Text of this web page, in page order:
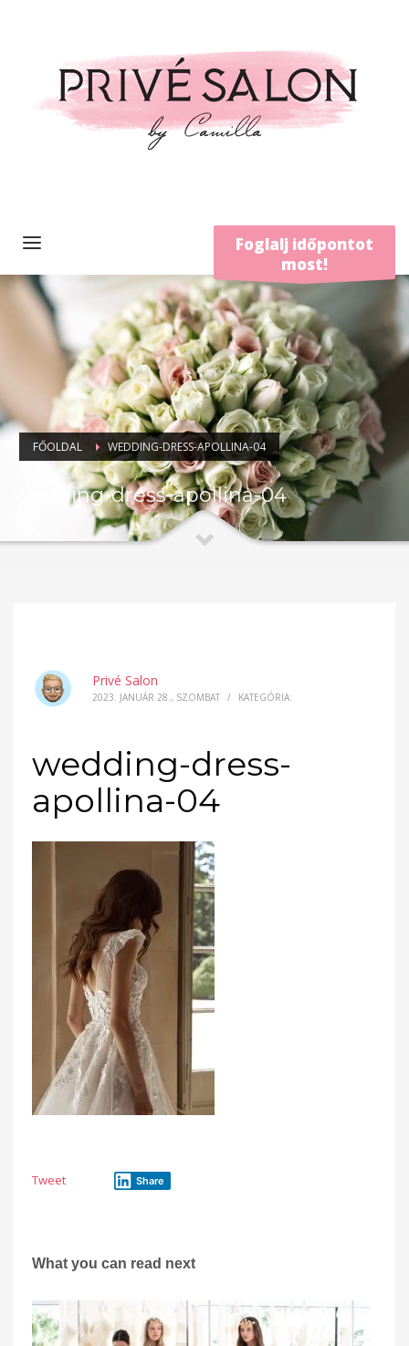
Foglalj időpontot
most!
FŐOLDAL WEDDING-DRESS-APOLLINA-04
wedding-dress-apollina-04
Privé Salon
2023. JANUÁR 28., SZOMBAT / KATEGÓRIA:
wedding-dress-
apollina-04
Tweet Share
What you can read next